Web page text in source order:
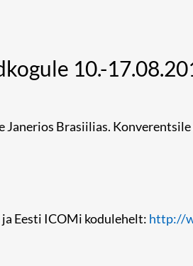
10.-
Brasiilias.
ja Eesti ICOMi kodulehelt: http://